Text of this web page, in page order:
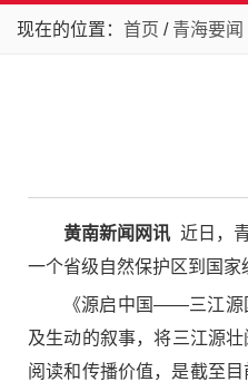
现在的位置： 首页 / 青海要闻
黄南新闻网讯 近日，
一个省级自然保护区到国
《源启中国——三江源
及生动的叙事，将三江源
阅读和传播价值，是截至